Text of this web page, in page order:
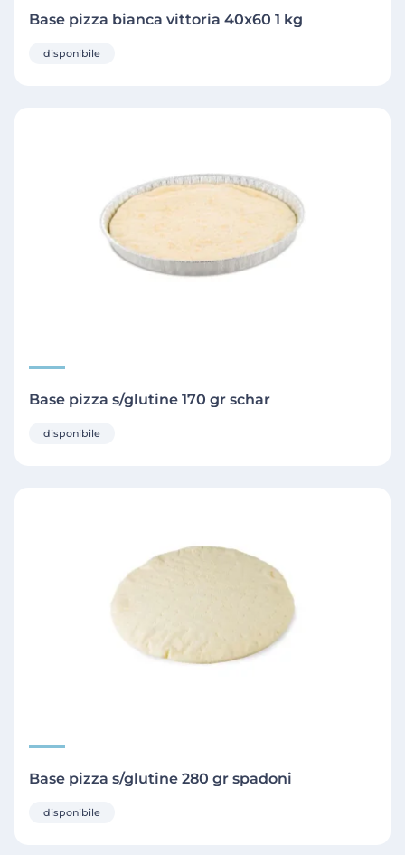
Base pizza bianca vittoria 40x60 1 kg
disponibile
Base pizza s/glutine 170 gr schar
disponibile
Base pizza s/glutine 280 gr spadoni
disponibile